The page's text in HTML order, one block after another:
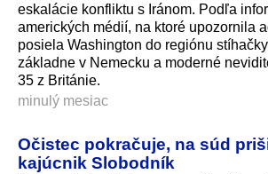
eskalácie konfliktu s Iránom. Podľa
amerických médií, na ktoré upozornila
posiela Washington do regiónu
základne v Nemecku a moderné
35 z Británie.
minulý mesiac
Očistec pokračuje, na súd
kajúcnik Slobodník